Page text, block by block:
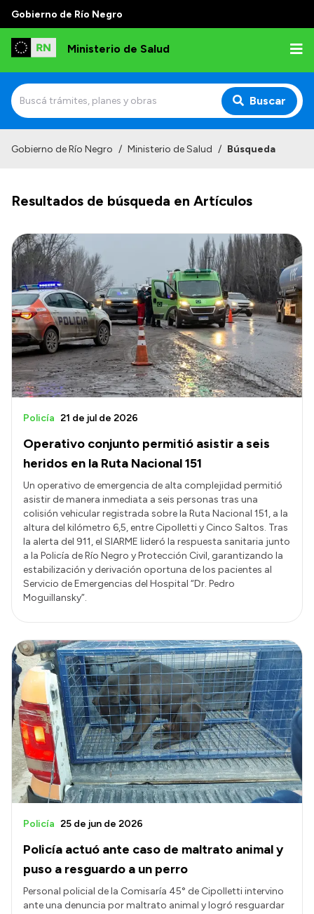
Gobierno de Río Negro
Ministerio de Salud
Buscar
Normativa y Funciones
Autoridades
Consejos locales
Transparencia
Presupuesto
Boletín Oficial
Compras y licitaciones
Consulta de expedientes
Convocatorias
Intranet
Login
Gobierno de Río Negro / Ministerio de Salud / Búsqueda
Resultados de búsqueda en Artículos
Operativo conjunto permitió asistir a seis
heridos en la Ruta Nacional 151
Policía 21 de jul de 2026
Un operativo de emergencia de alta complejidad permitió
asistir de manera inmediata a seis personas tras una
colisión vehicular registrada sobre la Ruta Nacional 151, a la
altura del kilómetro 6,5, entre Cipolletti y Cinco Saltos. Tras
la alerta del 911, el SIARME lideró la respuesta sanitaria junto
a la Policía de Río Negro y Protección Civil, garantizando la
estabilización y derivación oportuna de los pacientes al
Servicio de Emergencias del Hospital “Dr. Pedro
Moguillansky”.
Policía actuó ante caso de maltrato animal y
puso a resguardo a un perro
Policía 25 de jun de 2026
Personal policial de la Comisaría 45° de Cipolletti intervino
ante una denuncia por maltrato animal y logró resguardar